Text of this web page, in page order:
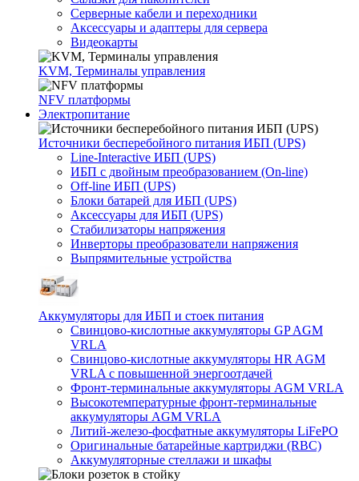
Серверные кабели и переходники
Аксессуары и адаптеры для сервера
Видеокарты
KVM, Терминалы управления
NFV платформы
Электропитание
Источники бесперебойного питания ИБП (UPS)
Line-Interactive ИБП (UPS)
ИБП с двойным преобразованием (On-line)
Off-line ИБП (UPS)
Блоки батарей для ИБП (UPS)
Аксессуары для ИБП (UPS)
Стабилизаторы напряжения
Инверторы преобразователи напряжения
Выпрямительные устройства
Аккумуляторы для ИБП и стоек питания
Свинцово-кислотные аккумуляторы GP AGM
VRLA
Свинцово-кислотные аккумуляторы HR AGM
VRLA с повышенной энергоотдачей
Фронт-терминальные аккумуляторы AGM VRLA
Высокотемпературные фронт-терминальные
аккумуляторы AGM VRLA
Литий-железо-фосфатные аккумуляторы LiFePO
Оригинальные батарейные картриджи (RBC)
Аккумуляторные стеллажи и шкафы